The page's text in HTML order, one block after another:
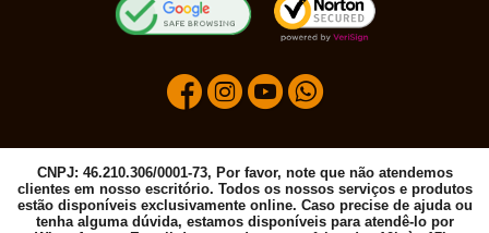
CNPJ: 46.210.306/0001-73, Por favor, note que não atendemos
clientes em nosso escritório. Todos os nossos serviços e produtos
estão disponíveis exclusivamente online. Caso precise de ajuda ou
tenha alguma dúvida, estamos disponíveis para atendê-lo por